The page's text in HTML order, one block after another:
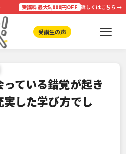
受講料 最大5,000円OFF 詳しくはこちら →
受講生の声
ている錯覚が起き
した学び方でし